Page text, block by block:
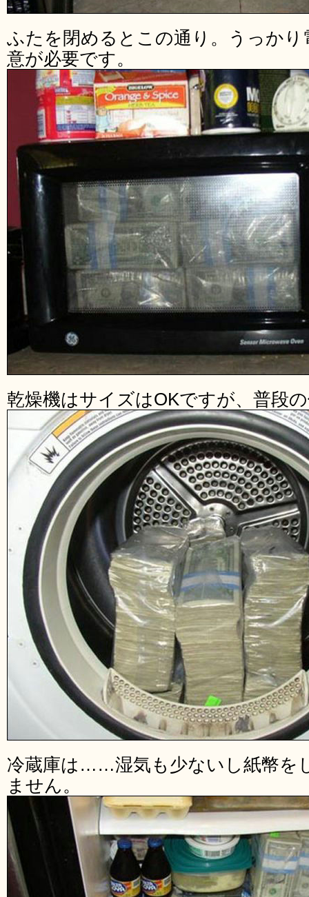
ふたを閉めるとこの通り。うっか
意が必要です。
乾燥機はサイズはOKですが、普段
冷蔵庫は……湿気も少ないし紙幣を
ません。